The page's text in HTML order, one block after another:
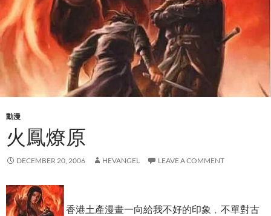
動漫
火鳳燎原
DECEMBER 20, 2006 HEVANGEL LEAVE A COMMENT
香港土產漫畫一向給我不好的印象﹐不單對古